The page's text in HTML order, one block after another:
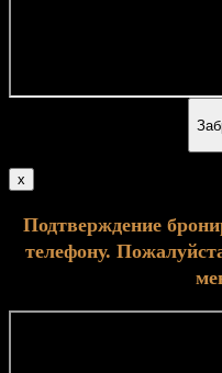
x
Подтверждение
телефону.